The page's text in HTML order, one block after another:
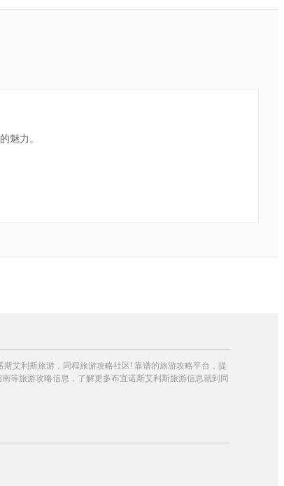
魅力。
艾利斯旅游，同程旅游攻略社区! 靠谱的旅游攻略平台，提
等旅游攻略信息，了解更多布宜诺斯艾利斯旅游信息就到同